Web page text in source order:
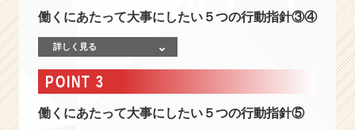
切
り
に、
の
中
働くにあたって大事にしたい５つの行動指針③④
詳しく見る
POINT 3
働くにあたって大事にしたい５つの行動指針⑤